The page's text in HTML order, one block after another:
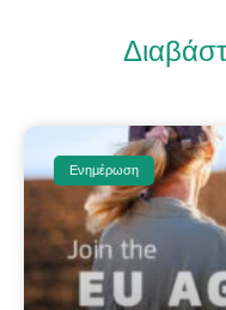
Ενημέρωση